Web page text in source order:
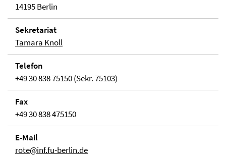
14195 Berlin
Sekretariat
Tamara Knoll
Telefon
+49 30 838 75150 (Sekr. 75103)
Fax
+49 30 838 475150
E-Mail
rote@inf.fu-berlin.de